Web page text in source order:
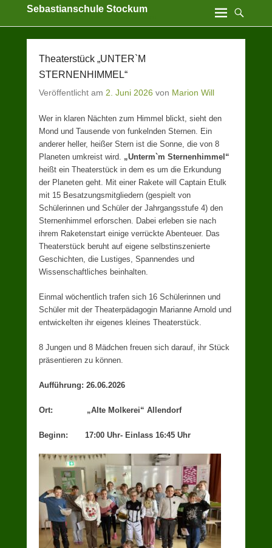
Sebastianschule Stockum
Theaterstück „UNTER`M
STERNENHIMMEL“
Veröffentlicht am 2. Juni 2026 von Marion Will
Wer in klaren Nächten zum Himmel blickt, sieht den
Mond und Tausende von funkelnden Sternen. Ein
anderer heller, heißer Stern ist die Sonne, die von 8
Planeten umkreist wird. „Unterm`m Sternenhimmel“
heißt ein Theaterstück in dem es um die Erkundung
der Planeten geht. Mit einer Rakete will Captain Etulk
mit 15 Besatzungsmitgliedern (gespielt von
Schülerinnen und Schüler der Jahrgangsstufe 4) den
Sternenhimmel erforschen. Dabei erleben sie nach
ihrem Raketenstart einige verrückte Abenteuer. Das
Theaterstück beruht auf eigene selbstinszenierte
Geschichten, die Lustiges, Spannendes und
Wissenschaftliches beinhalten.
Einmal wöchentlich trafen sich 16 Schülerinnen und
Schüler mit der Theaterpädagogin Marianne Arnold und
entwickelten ihr eigenes kleines Theaterstück.
8 Jungen und 8 Mädchen freuen sich darauf, ihr Stück
präsentieren zu können.
Aufführung: 26.06.2026
Ort: „Alte Molkerei“ Allendorf
Beginn: 17:00 Uhr- Einlass 16:45 Uhr